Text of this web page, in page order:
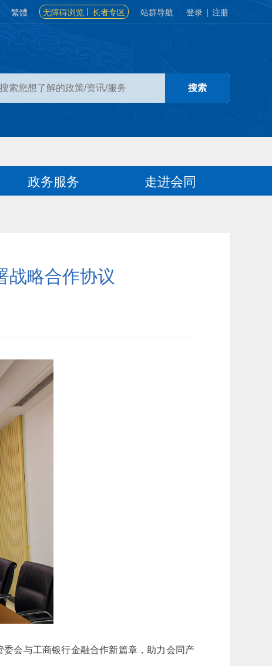
繁體 无障碍浏览 长者专区 站群导航 登录 | 注册
政务服务 走进会同
战略合作协议
会与工商银行金融合作新篇章，助力会同产